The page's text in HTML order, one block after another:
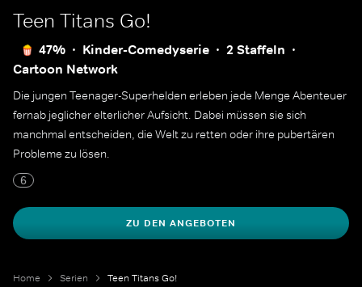
Teen Titans Go!
47% Kinder-Comedyserie
2 Staffeln
Cartoon Network
Die jungen Teenager-Superhelden erleben jede Menge Abenteuer
fernab jeglicher elterlicher Aufsicht. Dabei müssen sie sich
manchmal entscheiden, die Welt zu retten oder ihre pubertären
Probleme zu lösen.
6
ZU DEN ANGEBOTEN
Home Serien Teen Titans Go!